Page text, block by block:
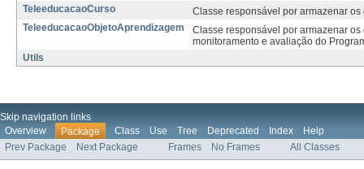
TeleeducacaoCurso
Classe responsável por armazenar
TeleeducacaoObjetoAprendizagem
Classe responsável por armazenar
monitoramento e avaliação do
Utils
Skip navigation links
Overview
Package Class Use Tree Deprecated Index
Help
Prev Package
Next Package Frames No Frames All Classes